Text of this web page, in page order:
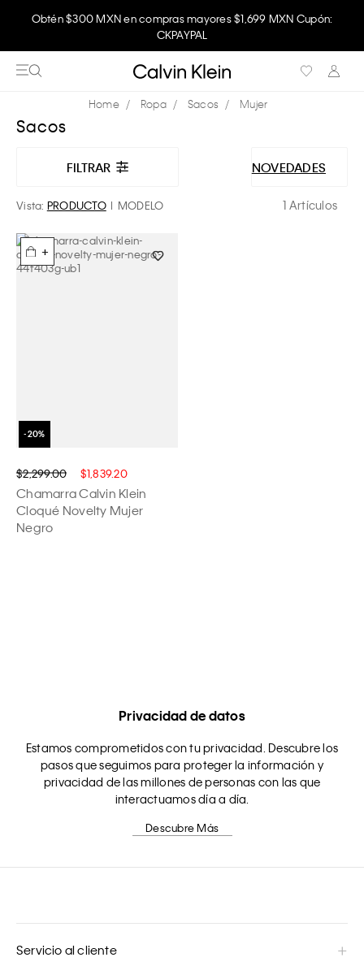
Obtén $300 MXN en compras mayores $1,699 MXN Cupón:
CKPAYPAL
Ropa Sacos Mujer
Sacos
FILTRAR NOVEDADES
Vista: PRODUCTO MODELO 1 Artículos
+
$2,299.00 $1,839.20
Chamarra Calvin Klein
Cloqué Novelty Mujer
Negro
Privacidad de datos
Estamos comprometidos con tu privacidad. Descubre los
pasos que seguimos para proteger la información y
privacidad de las millones de personas con las que
interactuamos día a día.
Descubre Más
Servicio al cliente